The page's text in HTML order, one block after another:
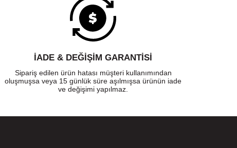
İADE & DEĞİŞİM GARANTİSİ
Sipariş edilen ürün hatası müşteri kullanımından
oluşmuşsa veya 15 günlük süre aşılmışsa ürünün iade
ve değişimi yapılmaz.